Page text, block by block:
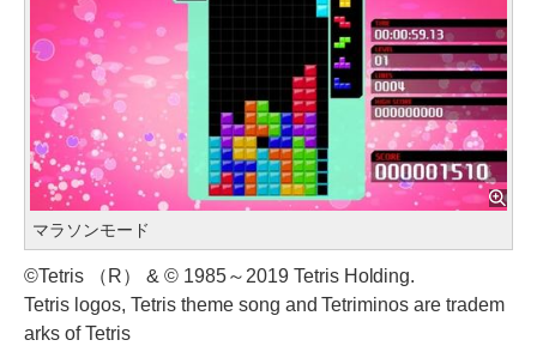
マラソンモード
©Tetris （R） & © 1985～2019 Tetris Holding.
Tetris logos, Tetris theme song and Tetriminos are tradem
arks of Tetris